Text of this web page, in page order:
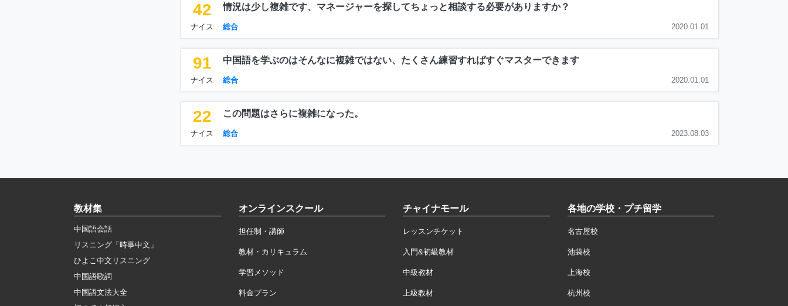
42
ナイス
情況は少し複雑です、マネージャーを探してちょっと相談する必要がありますか？
総合 2020.01.01
91
ナイス
中国語を学ぶのはそんなに複雑ではない、たくさん練習すればすぐマスターできます
総合 2020.01.01
22
ナイス
この問題はさらに複雑になった。
総合 2023.08.03
教材集
中国語会話
リスニング「時事中文」
ひよこ中文リスニング
中国語歌詞
中国語文法大全
オンラインスクール
担任制・講師
教材・カリキュラム
学習メソッド
料金プラン
チャイナモール
レッスンチケット
入門&初級教材
中級教材
上級教材
各地の学校・プチ留学
名古屋校
池袋校
上海校
杭州校